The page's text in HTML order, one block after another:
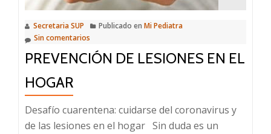
en
Secretaria SUP Publicado en Mi Pediatra
Sin comentarios
PREVENCIÓN DE LESIONES EN EL
HOGAR
Desafío cuarentena: cuidarse del coronavirus y
de las lesiones en el hogar Sin duda es un